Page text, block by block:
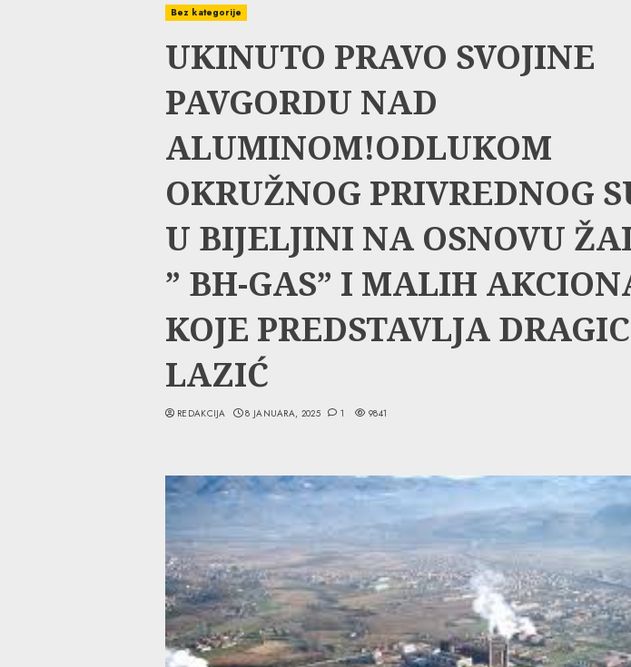
Bez kategorije
UKINUTO PRAVO SVOJINE
PAVGORDU NAD
ALUMINOM!ODLUKOM
OKRUŽNOG PRIVREDNOG
U BIJELJINI NA OSNOVU
” BH-GAS” I MALIH
KOJE PREDSTAVLJA
LAZIĆ
REDAKCIJA 8 JANUARA, 2025 1 9841